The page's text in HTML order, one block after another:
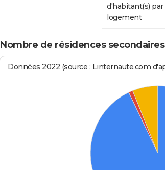
d'habitant(s) par
logement
Nombre de résidences
Données 2022 (source : Linternaute.com